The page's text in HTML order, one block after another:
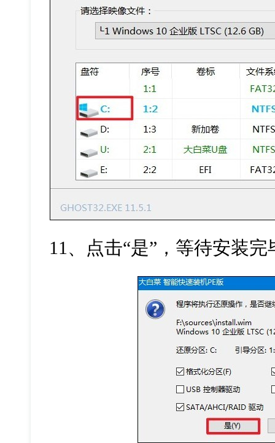
11 、点击“是”，等待安装完